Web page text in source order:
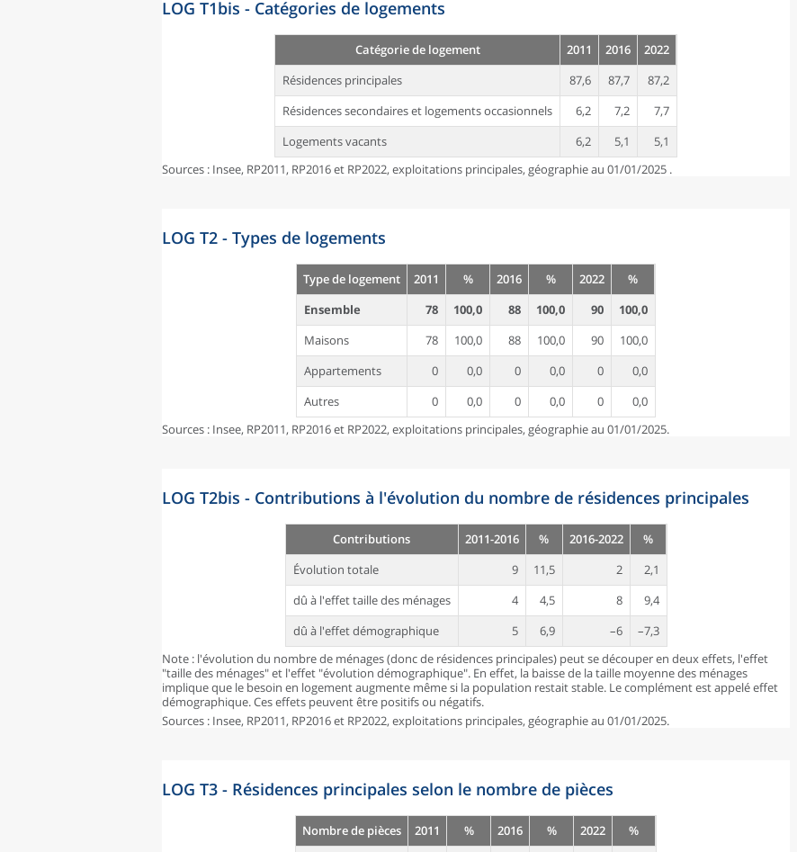
LOG T1bis - Catégories de logements
Catégorie de logement 2011 2016
2022
Résidences principales
87,6 87,7
87,2
Résidences secondaires et logements occasionnels
6,2 7,2
7,7
Logements vacants
6,2 5,1
5,1
Sources : Insee, RP2011, RP2016 et RP2022, exploitations principales, géographie au 01/01/2025 .
LOG T2 - Types de logements
Type de logement 2011 % 2016 % 2022
%
Ensemble
78 100,0 88 100,0 90
100,0
Maisons
78 100,0 88 100,0 90
100,0
Appartements
0 0,0 0 0,0 0
0,0
Autres
0 0,0 0 0,0 0
0,0
Sources : Insee, RP2011, RP2016 et RP2022, exploitations principales, géographie au 01/01/2025.
LOG T2bis - Contributions à l'évolution du nombre de résidences principales
Contributions 2011-2016 % 2016-2022
%
Évolution totale
9 11,5 2
2,1
dû à l'effet taille des ménages
4 4,5 8
9,4
dû à l'effet démographique
5 6,9 –6
–7,3
Note : l'évolution du nombre de ménages (donc de résidences principales) peut se découper en deux effets, l'effet
"taille des ménages" et l'effet "évolution démographique". En effet, la baisse de la taille moyenne des ménages
implique que le besoin en logement augmente même si la population restait stable. Le complément est appelé effet
démographique. Ces effets peuvent être positifs ou négatifs.
Sources : Insee, RP2011, RP2016 et RP2022, exploitations principales, géographie au 01/01/2025.
LOG T3 - Résidences principales selon le nombre de pièces
Nombre de pièces 2011 % 2016 % 2022
%